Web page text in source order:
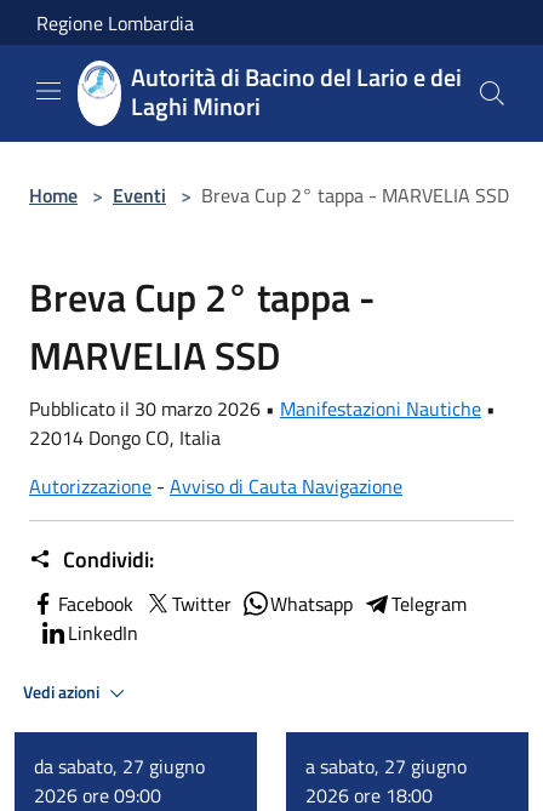
Salta al contenuto principale
Regione Lombardia
Autorità di Bacino del Lario e dei
Laghi Minori
Home > Eventi > Breva Cup 2° tappa - MARVELIA SSD
Breva Cup 2° tappa -
MARVELIA SSD
Pubblicato il 30 marzo 2026 • Manifestazioni Nautiche •
22014 Dongo CO, Italia
Autorizzazione - Avviso di Cauta Navigazione
Condividi:
Facebook Twitter Whatsapp
Telegram
LinkedIn
Vedi azioni
da sabato, 27 giugno
2026 ore 09:00
a sabato, 27 giugno
2026 ore 18:00